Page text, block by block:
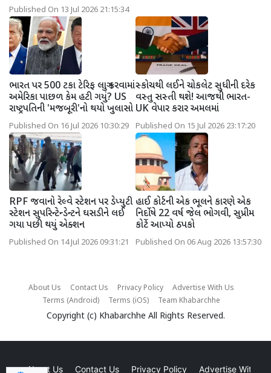
Published On 13 Jul 2026 21:15:34
ભારત પર 500 ટકા ટેરિફ લાગુ કરવામાં
અમેરિકા પાછળ કેમ હટી ગયું? US
રાષ્ટ્રપતિની 'મજબૂરી'નો થયો ખુલાસો
Published On 16 Jul 2026 10:30:29
સ્કોચથી લઈને ચોકલેટ સુધીની દરેક
વસ્તુ સસ્તી થશે! આજથી ભારત-
UK વેપાર કરાર અમલમાં
Published On 15 Jul 2026 23:17:20
RPF જવાનો રેલ્વે સ્ટેશન પર ડેપ્યુટી
સ્ટેશન સુપરિન્ટેન્ડેન્ટને ઘસડીને લઈ
ગયા પછી થયું એક્શન
Published On 14 Jul 2026 09:31:21
હાઈ કોર્ટની એક ભૂલને કારણે એક
નિર્દોષે 22 વર્ષ જેલ ભોગવી, સુપ્રીમ
કોર્ટે આપ્યો ઠપકો
Published On 06 Aug 2026 13:57:30
About Us Contact Us Privacy Policy
Advertise With Us
Terms (Android)
Terms (iOS) Team Khabarchhe
Copyright (c) Khabarchhe All Rights Reserved.
About Us Contact Us Privacy Policy Advertise With Us